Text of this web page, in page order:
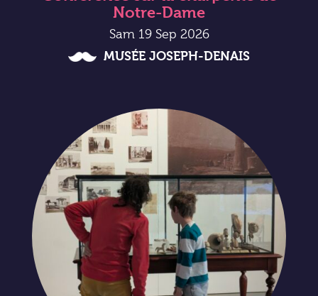
Notre-Dame
Sam 19 Sep 2026
MUSÉE JOSEPH-DENAIS